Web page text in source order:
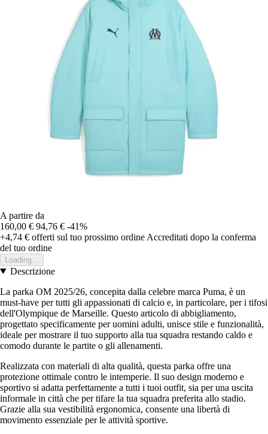
A partire da
160,00 € 94,76 € -41%
+4,74 € offerti sul tuo prossimo ordine Accreditati dopo la conferma
del tuo ordine
Loading...
Descrizione
La parka OM 2025/26, concepita dalla celebre marca Puma, è un
must-have per tutti gli appassionati di calcio e, in particolare, per i tifosi
dell'Olympique de Marseille. Questo articolo di abbigliamento,
progettato specificamente per uomini adulti, unisce stile e funzionalità,
ideale per mostrare il tuo supporto alla tua squadra restando caldo e
comodo durante le partite o gli allenamenti.
Realizzata con materiali di alta qualità, questa parka offre una
protezione ottimale contro le intemperie. Il suo design moderno e
sportivo si adatta perfettamente a tutti i tuoi outfit, sia per una uscita
informale in città che per tifare la tua squadra preferita allo stadio.
Grazie alla sua vestibilità ergonomica, consente una libertà di
movimento essenziale per le attività sportive.